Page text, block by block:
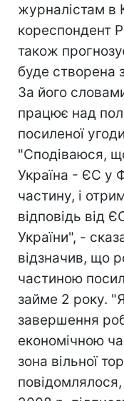
журналістам в
кореспондент
також
буде створена
За його
працює над
посиленої
"Сподіваюся,
Україна - ЄС у
частину, і
відповідь від
України", -
відзначив, що
частиною
займе 2 року.
завершення
економічною
зона вільної